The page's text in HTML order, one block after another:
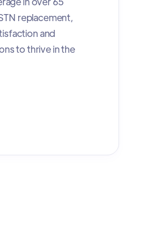
replacement,
and
to thrive in the